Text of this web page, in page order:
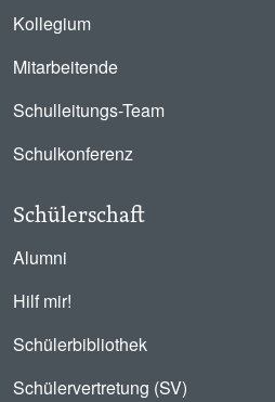
Kollegium
Mitarbeitende
Schulleitungs-Team
Schulkonferenz
Schülerschaft
Alumni
Hilf mir!
Schülerbibliothek
Schülervertretung (SV)